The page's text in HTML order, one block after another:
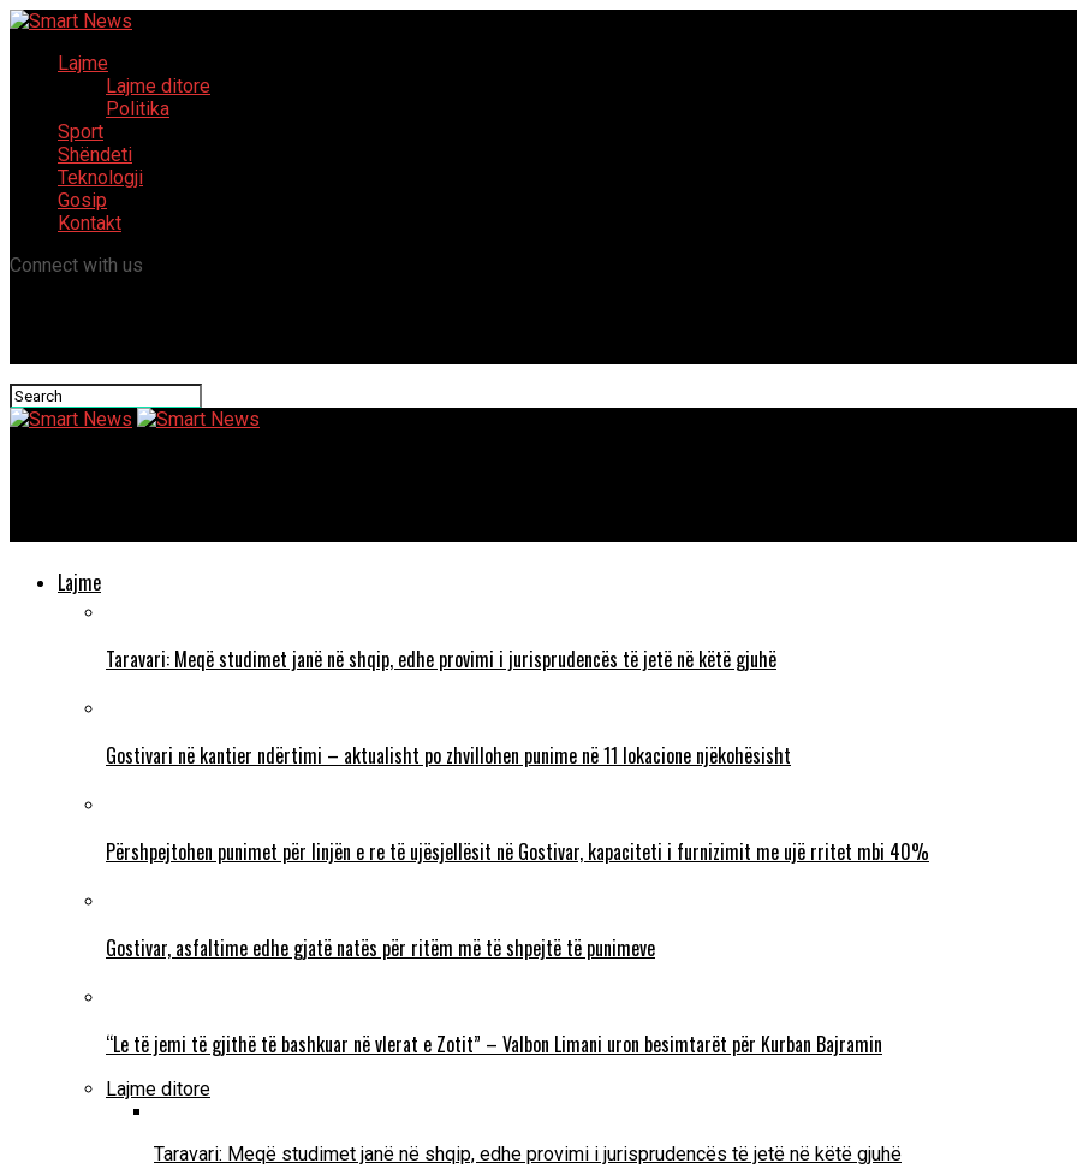
Lajme
Lajme ditore
Politika
Sport
Shëndeti
Teknologji
Gosip
Kontakt
Connect with us
Lajme
Taravari: Meqë studimet janë në shqip, edhe provimi i jurisprudencës të jetë në këtë gjuhë
Gostivari në kantier ndërtimi – aktualisht po zhvillohen punime në 11 lokacione njëkohësisht
Përshpejtohen punimet për linjën e re të ujësjellësit në Gostivar, kapaciteti i furnizimit me ujë rritet mbi 40%
Gostivar, asfaltime edhe gjatë natës për ritëm më të shpejtë të punimeve
“Le të jemi të gjithë të bashkuar në vlerat e Zotit” – Valbon Limani uron besimtarët për Kurban Bajramin
Lajme ditore
Taravari: Meqë studimet janë në shqip, edhe provimi i jurisprudencës të jetë në këtë gjuhë